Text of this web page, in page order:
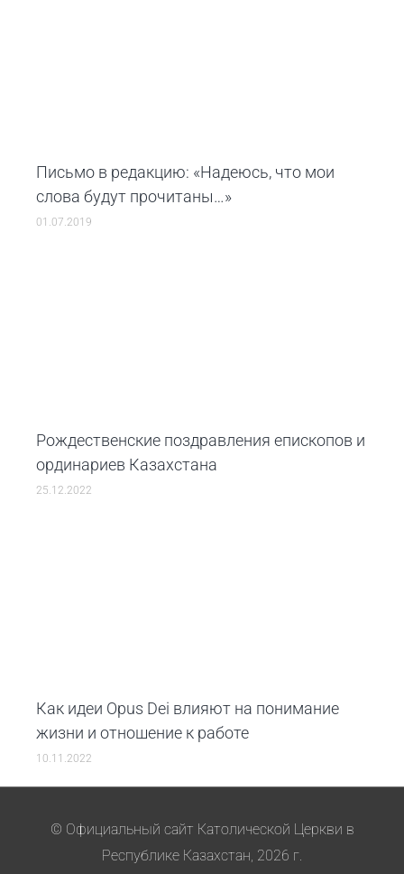
Письмо в редакцию: «Надеюсь, что мои
слова будут прочитаны…»
01.07.2019
Рождественские поздравления епископов и
ординариев Казахстана
25.12.2022
Как идеи Opus Dei влияют на понимание
жизни и отношение к работе
10.11.2022
© Официальный сайт Католической Церкви в
Республике Казахстан, 2026 г.